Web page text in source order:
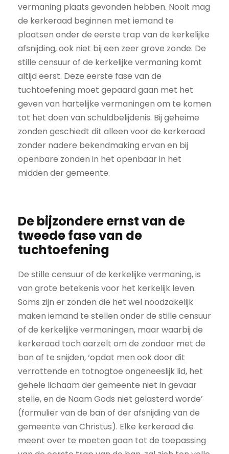
vermaning plaats gevonden hebben. Nooit mag
de kerkeraad beginnen met iemand te
plaatsen onder de eerste trap van de kerkelijke
afsnijding, ook niet bij een zeer grove zonde. De
stille censuur of de kerkelijke vermaning komt
altijd eerst. Deze eerste fase van de
tuchtoefening moet gepaard gaan met het
geven van hartelijke vermaningen om te komen
tot het doen van schuldbelijdenis. Bij geheime
zonden geschiedt dit alleen voor de kerkeraad
zonder nadere bekendmaking ervan en bij
openbare zonden in het openbaar in het
midden der gemeente.
De bijzondere ernst van de
tweede fase van de
tuchtoefening
De stille censuur of de kerkelijke vermaning, is
van grote betekenis voor het kerkelijk leven.
Soms zijn er zonden die het wel noodzakelijk
maken iemand te stellen onder de stille censuur
of de kerkelijke vermaningen, maar waarbij de
kerkeraad toch aarzelt om de zondaar met de
ban af te snijden, ‘opdat men ook door dit
verrottende en totnogtoe ongeneeslijk lid, het
gehele lichaam der gemeente niet in gevaar
stelle, en de Naam Gods niet gelasterd worde’
(formulier van de ban of der afsnijding van de
gemeente van Christus). Elke kerkeraad die
meent over te moeten gaan tot de toepassing